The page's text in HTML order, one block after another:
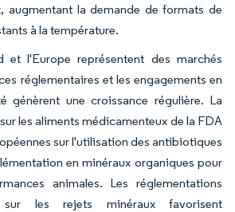
augmentant la demande de formats de
à la température.
et l'Europe représentent des marchés
réglementaires et les engagements en
génèrent une croissance régulière. La
les aliments médicamenteux de la FDA
sur l'utilisation des antibiotiques
en minéraux organiques pour
animales. Les réglementations
sur les rejets minéraux favorisent